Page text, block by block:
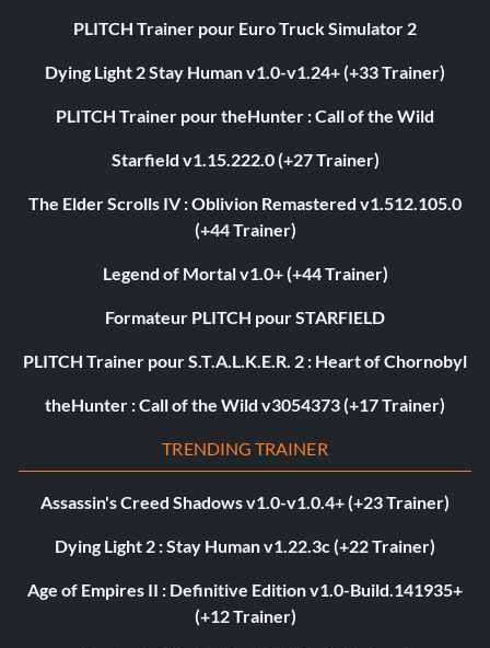
PLITCH Trainer pour Euro Truck Simulator 2
Dying Light 2 Stay Human v1.0-v1.24+ (+33 Trainer)
PLITCH Trainer pour theHunter : Call of the Wild
Starfield v1.15.222.0 (+27 Trainer)
The Elder Scrolls IV : Oblivion Remastered v1.512.105.0
(+44 Trainer)
Legend of Mortal v1.0+ (+44 Trainer)
Formateur PLITCH pour STARFIELD
PLITCH Trainer pour S.T.A.L.K.E.R. 2 : Heart of Chornobyl
theHunter : Call of the Wild v3054373 (+17 Trainer)
TRENDING TRAINER
Assassin's Creed Shadows v1.0-v1.0.4+ (+23 Trainer)
Dying Light 2 : Stay Human v1.22.3c (+22 Trainer)
Age of Empires II : Definitive Edition v1.0-Build.141935+
(+12 Trainer)